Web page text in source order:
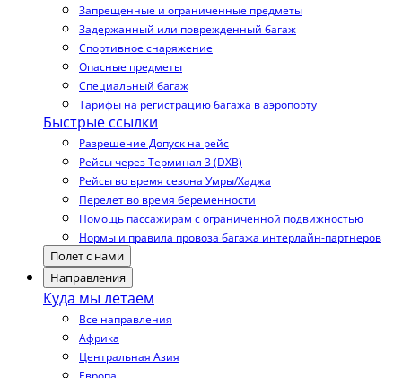
Запрещенные и ограниченные предметы
Задержанный или поврежденный багаж
Спортивное снаряжение
Опасные предметы
Специальный багаж
Тарифы на регистрацию багажа в аэропорту
Быстрые ссылки
Разрешение Допуск на рейс
Рейсы через Терминал 3 (DXB)
Рейсы во время сезона Умры/Хаджа
Перелет во время беременности
Помощь пассажирам с ограниченной подвижностью
Нормы и правила провоза багажа интерлайн-партнеров
Полет с нами
Направления
Куда мы летаем
Все направления
Африка
Центральная Азия